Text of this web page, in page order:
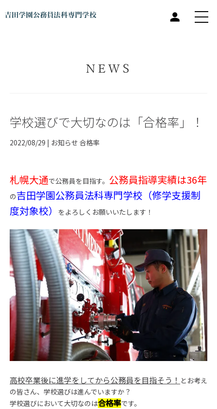
NEWS
学校選びで大切なのは「合格率」！
2022/08/29 | お知らせ 合格率
札幌大通で公務員を目指す。 公務員指導実績は36年
の吉田学園公務員法科専門学校（修学支援制
度対象校）
をよろしくお願いいたします！
高校卒業後に進学をしてから公務員を目指そう！ とお考え
の皆さん、学校選びは進んでいますか？
学校選びにおいて大切なのは合格率です。